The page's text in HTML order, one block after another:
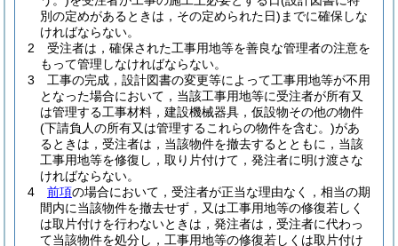
別の定めがあるときは，その定められた日) までに確保しな
ければならない。
2
受注者は，確保された工事用地等を善良な管理者の注意を
もって管理しなければならない。
3
工事の完成，設計図書の変更等によって工事用地等が不用
となった場合において，当該工事用地等に受注者が所有又
は管理する工事材料，建設機械器具，仮設物その他の物件
(下請負人の所有又は管理するこれらの物件を含む。)があ
るときは，受注者は，当該物件を撤去するとともに，当該
工事用地等を修復し，取り片付けて，発注者に明け渡さな
ければならない。
4
前項の場合において，受注者が正当な理由なく，相当の期
間内に当該物件を撤去せず，又は工事用地等の修復若しく
は取片付けを行わないときは，発注者は，受注者に代わっ
て当該物件を処分し，工事用地等の修復若しくは取片付け